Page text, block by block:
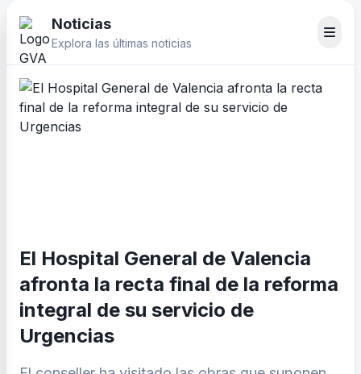
Noticias
Explora las últimas noticias
El Hospital General de Valencia
afronta la recta final de la reforma
integral de su servicio de
Urgencias